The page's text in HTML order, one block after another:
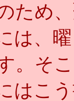
ため
は、
。そ
はこ